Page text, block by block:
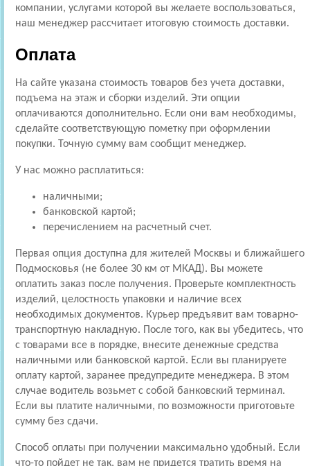
компании, услугами которой вы желаете воспользоваться,
наш менеджер рассчитает итоговую стоимость доставки.
Оплата
На сайте указана стоимость товаров без учета доставки,
подъема на этаж и сборки изделий. Эти опции
оплачиваются дополнительно. Если они вам необходимы,
сделайте соответствующую пометку при оформлении
покупки. Точную сумму вам сообщит менеджер.
У нас можно расплатиться:
наличными;
банковской картой;
перечислением на расчетный счет.
Первая опция доступна для жителей Москвы и ближайшего
Подмосковья (не более 30 км от МКАД). Вы можете
оплатить заказ после получения. Проверьте комплектность
изделий, целостность упаковки и наличие всех
необходимых документов. Курьер предъявит вам товарно-
транспортную накладную. После того, как вы убедитесь, что
с товарами все в порядке, внесите денежные средства
наличными или банковской картой. Если вы планируете
оплату картой, заранее предупредите менеджера. В этом
случае водитель возьмет с собой банковский терминал.
Если вы платите наличными, по возможности приготовьте
сумму без сдачи.
Способ оплаты при получении максимально удобный. Если
что-то пойдет не так, вам не придется тратить время на